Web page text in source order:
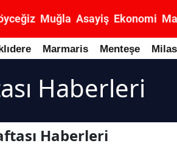
Muğla Asayiş Ekonomi
Marmaris Menteşe Milas
Haberleri
Haberleri